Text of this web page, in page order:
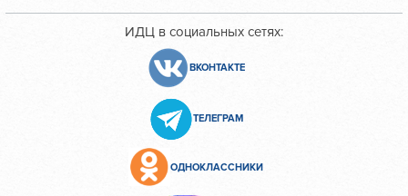
ИДЦ в социальных сетях:
ВКОНТАКТЕ
ТЕЛЕГРАМ
ОДНОКЛАССНИКИ